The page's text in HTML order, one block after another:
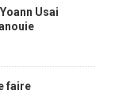
Usai
faire